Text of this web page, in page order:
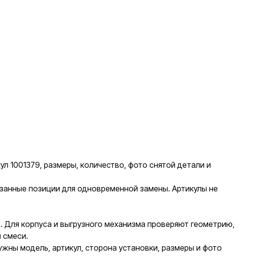
1001379, размеры, количество, фото снятой детали и
позиции для одновременной замены. Артикулы не
корпуса и выгрузного механизма проверяют геометрию,
смеси.
модель, артикул, сторона установки, размеры и фото